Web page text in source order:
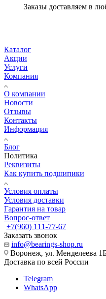
Заказы доставляем в
Каталог
Акции
Услуги
Компания
О компании
Новости
Отзывы
Контакты
Информация
Блог
Политика
Реквизиты
Как купить подшипики
Условия оплаты
Условия доставки
Гарантия на товар
Вопрос-ответ
+7(960) 111-77-67
Заказать звонок
info@bearings-shop.ru
Воронеж, ул. Менделеева
Доставка по всей России
Telegram
WhatsApp